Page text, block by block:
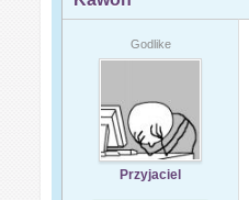
Godlike
Przyjaciel